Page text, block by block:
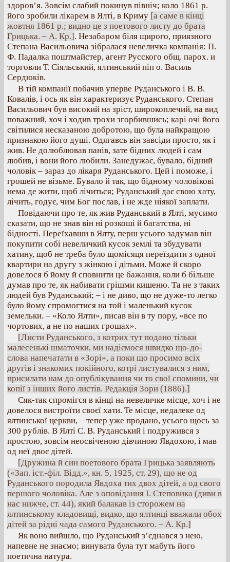
здоров’я. Зовсім слабий покинув північ; коло 1861 р.
його зробили лікарем в Ялті, в Криму [а саме в кінці
жовтня 1861 р.; видно це з поетового листу до брата
Грицька. – А. Кр.]. Незабаром біля щирого, приязного
Степана Васильовича зібралася невеличка компанія: П.
Ф. Падалка поштмайстер, агент Русского общ. парох. и
торговли Т. Сіяльський, ялтинський піп о. Василь
Сердюків.
В тій компанії побачив уперве Руданського і В. В.
Ковалів, і ось як він характеризує Руданського. Степан
Васильович був високий на зріст, широкоплечий, на вид
поважний, хоч і ходив трохи згорбившись; карі очі його
світилися несказаною добротою, що була найкращою
признакою його душі. Одягавсь він завсіди просто, як і
жив. Не долюблював панів, зате бідних людей і сам
любив, і вони його любили. Занедужає, бувало, бідний
чоловік – зараз до лікаря Руданського. Цей і поможе, і
грошей не візьме. Бувало й так, що бідному чоловікові
нема де жити, щоб лічиться; Руданський дає свою хату,
лічить, годує, чим Бог послав, і не жде ніякої заплати.
Повідаючи про те, як жив Руданський в Ялті, мусимо
сказати, що не знав він ні розкоші й багатства, ні
бідності. Переїхавши в Ялту, перш усього задумав він
покупити собі невеличкий кусок землі та збудувати
хатину, щоб не треба було щомісяця переїздити з одної
квартири на другу з жінкою і дітьми. Може й скоро
довелося б йому й сповнити це бажання, коли б більше
думав про те, як набивати грішми кишеню. Та не з таких
людей був Руданський; – і не диво, що не дуже-то легко
було йому спромогтися на той і маленький кусок
земельки. – «Коло Ялти», писав він в ту пору, «все по
чортових, а не по наших грошах».
[Листи Руданського, з котрих тут подано тільки
малесенькі шматочки, ми надіємося швидко що-до-
слова напечатати в «Зорі», а поки що просимо всіх
другів і знакомих покійного, котрі листувалися з ним,
присилати нам до опублікування чи то свої спомини, чи
копії з інших його листів. Редакція Зори (1886).]
Сяк-так спромігся в кінці на невеличке місце, хоч і не
довелося вистроїти своєї хати. Те місце, недалеке од
ялтинської церкви, – тепер уже продано, усього щось за
300 рублів. В Ялті С. В. Руданський і подружився з
простою, зовсім неосвіченою дівчиною Явдохою, і мав
од неї двоє дітей.
[Дружина й син поетового брата Грицька заявляють
(«Зап. іст.-філ. Відд.», кн. 5, 1925, ст. 29), що не од
Руданського породила Явдоха тих двох дітей, а од свого
першого чоловіка. Але з оповідання І. Степовика (диви в
нас нижче, ст. 44), який балакав із сторожем на
ялтинському кладовищі, видко, що ялтинці вважали обох
дітей за рідні чада самого Руданського. – А. Кр.]
Як воно вийшло, що Руданський з’єднався з нею,
напевне не знаємо; винувата була тут мабуть його
поетична натура.